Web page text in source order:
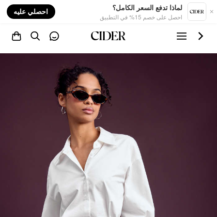
لماذا تدفع السعر الكامل؟
احصل على خصم 15% في التطبيق
احصلي عليه